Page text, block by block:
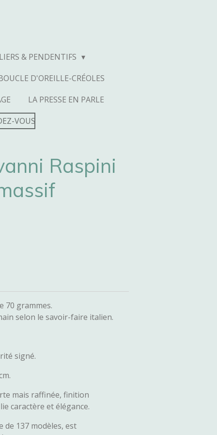
& PENDENTIFS
D'OREILLE-CRÉOLES
LA PRESSE EN PARLE
VOUS
Raspini
70 grammes.
selon le savoir-faire italien.
signé.
mais raffinée, finition
caractère et élégance.
de 137 modèles, est